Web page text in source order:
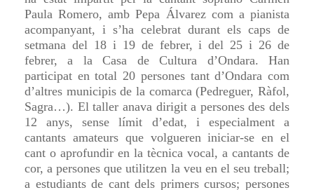
Paula Romero, amb Pepa Álvarez com a pianista
acompanyant, i s’ha celebrat durant els caps de
setmana del 18 i 19 de febrer, i del 25 i 26 de
febrer, a la Casa de Cultura d’Ondara. Han
participat en total 20 persones tant d’Ondara com
d’altres municipis de la comarca (Pedreguer, Ràfol,
Sagra…). El taller anava dirigit a persones des dels
12 anys, sense límit d’edat, i especialment a
cantants amateurs que volgueren iniciar-se en el
cant o aprofundir en la tècnica vocal, a cantants de
cor, a persones que utilitzen la veu en el seu treball;
a estudiants de cant dels primers cursos; persones